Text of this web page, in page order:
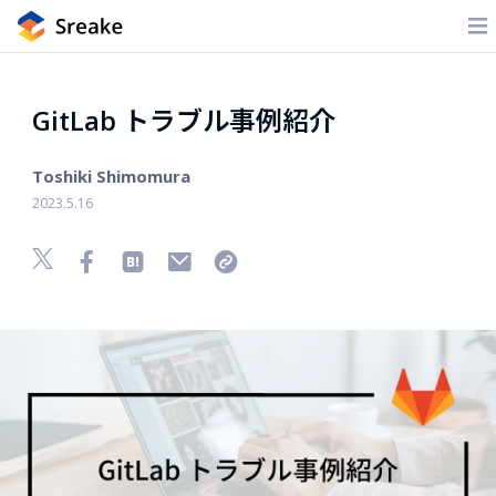
GitLab トラブル事例紹介
Toshiki Shimomura
2023.5.16